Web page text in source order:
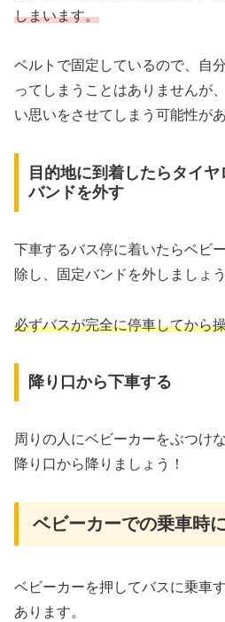
しまいます。
ベルトで固定しているので、自
ってしまうことはありませんが
い思いをさせてしまう可能性があ
目的地に到着したらタイ
バンドを外す
下車するバス停に着いたらベビ
除し、固定バンドを外しましょう
必ずバスが完全に停車してから
降り口から下車する
周りの人にベビーカーをぶつけ
降り口から降りましょう！
ベビーカーでの乗車時
ベビーカーを押してバスに乗車
あります。